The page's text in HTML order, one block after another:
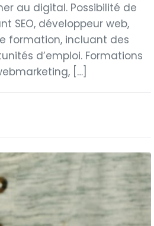
au digital. Possibilité de
SEO, développeur web,
formation, incluant des
d’emploi. Formations
[…]